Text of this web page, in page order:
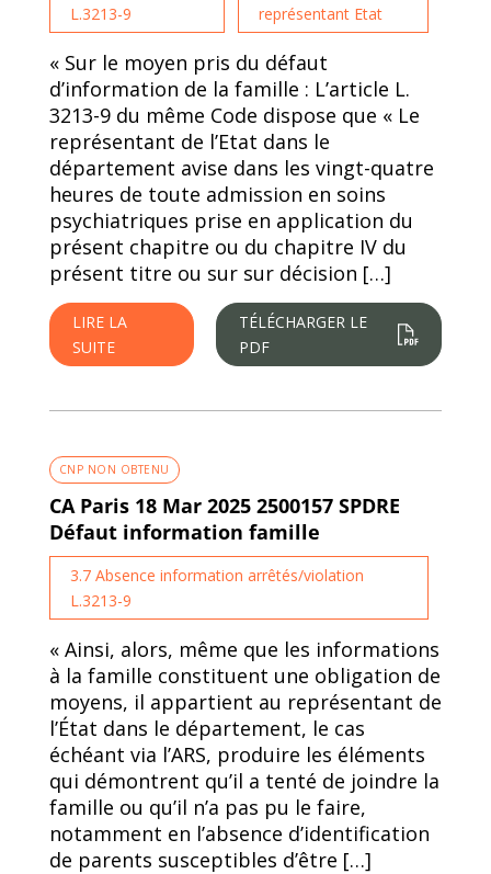
L.3213-9
représentant Etat
« Sur le moyen pris du défaut
d’information de la famille : L’article L.
3213-9 du même Code dispose que « Le
représentant de l’Etat dans le
département avise dans les vingt-quatre
heures de toute admission en soins
psychiatriques prise en application du
présent chapitre ou du chapitre IV du
présent titre ou sur sur décision […]
LIRE LA
SUITE
TÉLÉCHARGER LE
PDF
CNP NON OBTENU
CA Paris 18 Mar 2025 2500157 SPDRE
Défaut information famille
3.7 Absence information arrêtés/violation
L.3213-9
« Ainsi, alors, même que les informations
à la famille constituent une obligation de
moyens, il appartient au représentant de
l’État dans le département, le cas
échéant via l’ARS, produire les éléments
qui démontrent qu’il a tenté de joindre la
famille ou qu’il n’a pas pu le faire,
notamment en l’absence d’identification
de parents susceptibles d’être […]